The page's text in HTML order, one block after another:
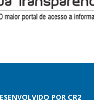
POR CR2